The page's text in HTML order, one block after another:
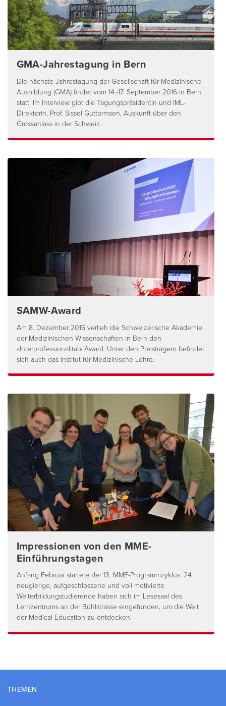
GMA-Jahrestagung in Bern
Die nächste Jahrestagung der Gesellschaft für Medizinische
Ausbildung (GMA) findet vom 14.-17. September 2016 in Bern
statt. Im Interview gibt die Tagungspräsidentin und IML-
Direktorin, Prof. Sissel Guttormsen, Auskunft über den
Grossanlass in der Schweiz.
SAMW-Award
Am 8. Dezember 2016 verlieh die Schweizerische Akademie
der Medizinischen Wissenschaften in Bern den
«Interprofessionalität» Award. Unter den Preisträgern befindet
sich auch das Institut für Medizinische Lehre.
Impressionen von den MME-
Einführungstagen
Anfang Februar startete der 13. MME-Programmzyklus. 24
neugierige, aufgeschlossene und voll motivierte
Weiterbildungstudierende haben sich im Lesesaal des
Lernzentrums an der Bühlstrasse eingefunden, um die Welt
der Medical Education zu entdecken.
Footer
THEMEN